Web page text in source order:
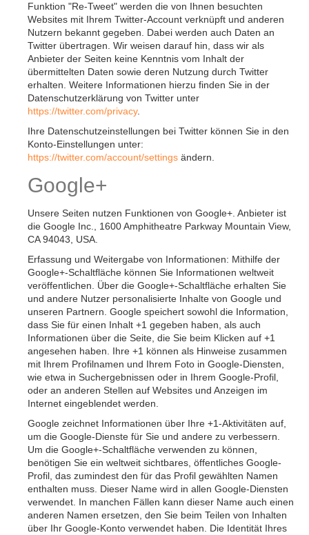
Funktion "Re-Tweet" werden die von Ihnen besuchten
Websites mit Ihrem Twitter-Account verknüpft und anderen
Nutzern bekannt gegeben. Dabei werden auch Daten an
Twitter übertragen. Wir weisen darauf hin, dass wir als
Anbieter der Seiten keine Kenntnis vom Inhalt der
übermittelten Daten sowie deren Nutzung durch Twitter
erhalten. Weitere Informationen hierzu finden Sie in der
Datenschutzerklärung von Twitter unter
https://twitter.com/privacy.
Ihre Datenschutzeinstellungen bei Twitter können Sie in den
Konto-Einstellungen unter:
https://twitter.com/account/settings ändern.
Google+
Unsere Seiten nutzen Funktionen von Google+. Anbieter ist
die Google Inc., 1600 Amphitheatre Parkway Mountain View,
CA 94043, USA.
Erfassung und Weitergabe von Informationen: Mithilfe der
Google+-Schaltfläche können Sie Informationen weltweit
veröffentlichen. Über die Google+-Schaltfläche erhalten Sie
und andere Nutzer personalisierte Inhalte von Google und
unseren Partnern. Google speichert sowohl die Information,
dass Sie für einen Inhalt +1 gegeben haben, als auch
Informationen über die Seite, die Sie beim Klicken auf +1
angesehen haben. Ihre +1 können als Hinweise zusammen
mit Ihrem Profilnamen und Ihrem Foto in Google-Diensten,
wie etwa in Suchergebnissen oder in Ihrem Google-Profil,
oder an anderen Stellen auf Websites und Anzeigen im
Internet eingeblendet werden.
Google zeichnet Informationen über Ihre +1-Aktivitäten auf,
um die Google-Dienste für Sie und andere zu verbessern.
Um die Google+-Schaltfläche verwenden zu können,
benötigen Sie ein weltweit sichtbares, öffentliches Google-
Profil, das zumindest den für das Profil gewählten Namen
enthalten muss. Dieser Name wird in allen Google-Diensten
verwendet. In manchen Fällen kann dieser Name auch einen
anderen Namen ersetzen, den Sie beim Teilen von Inhalten
über Ihr Google-Konto verwendet haben. Die Identität Ihres